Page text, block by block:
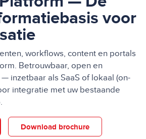
voor
workflows, content en portals
Betrouwbaar, open en
inzetbaar als SaaS of lokaal (on-
integratie met uw bestaande
Download brochure